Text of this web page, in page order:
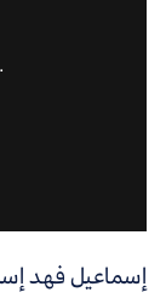
إسماعيل فهد